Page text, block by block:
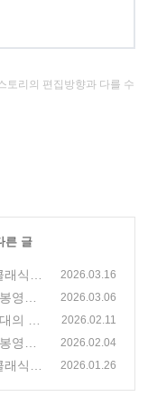
토리의 편집방향과 다를 수
른 글
식,
2026.03.16
영화 2026.03.06
의 인
을
2026.02.11
영화 2026.02.04
식,
2026.01.26